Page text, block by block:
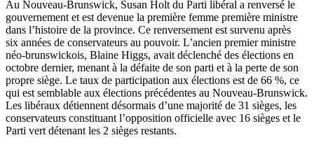
Au Nouveau-Brunswick, Susan Holt du Parti libéral a renversé le
gouvernement et est devenue la première femme première ministre
dans l’histoire de la province. Ce renversement est survenu après
six années de conservateurs au pouvoir. L’ancien premier ministre
néo-brunswickois, Blaine Higgs, avait déclenché des élections en
octobre dernier, menant à la défaite de son parti et à la perte de son
propre siège. Le taux de participation aux élections est de 66 %, ce
qui est semblable aux élections précédentes au Nouveau-Brunswick.
Les libéraux détiennent désormais d’une majorité de 31 sièges, les
conservateurs constituant l’opposition officielle avec 16 sièges et le
Parti vert détenant les 2 sièges restants.